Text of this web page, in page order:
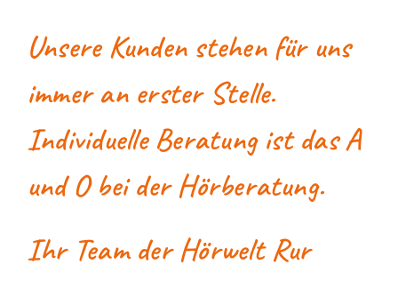
Unsere Kunden stehen für uns
immer an erster Stelle.
Individuelle Beratung ist das A
und O bei der Hörberatung.
Ihr Team der Hörwelt Rur